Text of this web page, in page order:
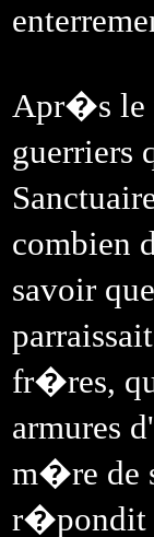
Apr�s le
guerriers
combien
savoir
fr�res,
armures
m�re de
r�pondit